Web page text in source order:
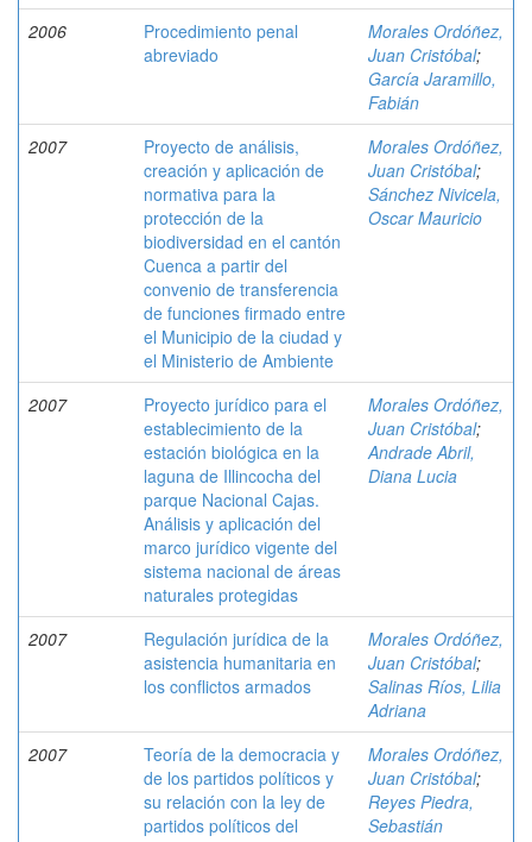
2006
Procedimiento penal
abreviado
Morales Ordóñez,
Juan Cristóbal;
García Jaramillo,
Fabián
2007
Proyecto de análisis,
creación y aplicación de
normativa para la
protección de la
biodiversidad en el cantón
Cuenca a partir del
convenio de transferencia
de funciones firmado entre
el Municipio de la ciudad y
el Ministerio de Ambiente
Morales Ordóñez,
Juan Cristóbal;
Sánchez Nivicela,
Oscar Mauricio
2007
Proyecto jurídico para el
establecimiento de la
estación biológica en la
laguna de Illincocha del
parque Nacional Cajas.
Análisis y aplicación del
marco jurídico vigente del
sistema nacional de áreas
naturales protegidas
Morales Ordóñez,
Juan Cristóbal;
Andrade Abril,
Diana Lucia
2007
Regulación jurídica de la
asistencia humanitaria en
los conflictos armados
Morales Ordóñez,
Juan Cristóbal;
Salinas Ríos, Lilia
Adriana
2007
Teoría de la democracia y
de los partidos políticos y
su relación con la ley de
partidos políticos del
Morales Ordóñez,
Juan Cristóbal;
Reyes Piedra,
Sebastián